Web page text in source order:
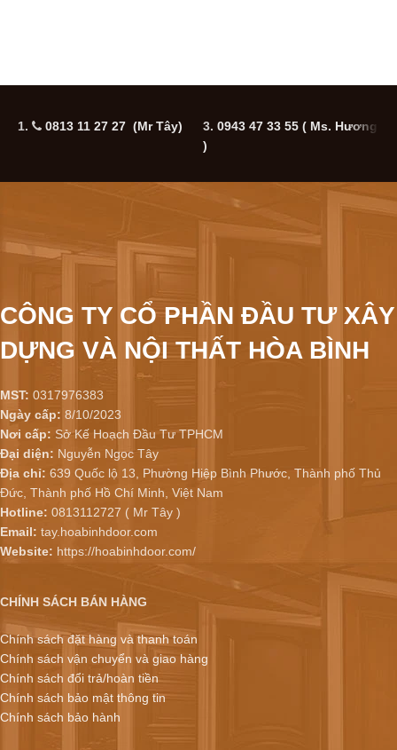
1. 0813 11 27 27 (Mr Tây) 3. 0943 47 33 55 ( Ms. Hương
)
CÔNG TY CỔ PHẦN ĐẦU TƯ XÂY
DỰNG VÀ NỘI THẤT HÒA BÌNH
MST: 0317976383
Ngày cấp: 8/10/2023
Nơi cấp: Sở Kế Hoạch Đầu Tư TPHCM
Đại diện: Nguyễn Ngọc Tây
Địa chỉ: 639 Quốc lộ 13, Phường Hiệp Bình Phước, Thành phố Thủ
Đức, Thành phố Hồ Chí Minh, Việt Nam
Hotline: 0813112727 ( Mr Tây )
Email: tay.hoabinhdoor.com
Website: https://hoabinhdoor.com/
CHÍNH SÁCH BÁN HÀNG
Chính sách đặt hàng và thanh toán
Chính sách vận chuyển và giao hàng
Chính sách đổi trả/hoàn tiền
Chính sách bảo mật thông tin
Chính sách bảo hành